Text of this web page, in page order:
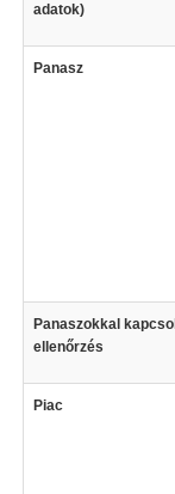
adatok)
Panasz
Panaszokkal
ellenőrzés
Piac